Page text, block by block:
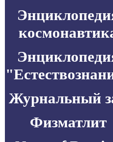
Журнальный
Физматлит